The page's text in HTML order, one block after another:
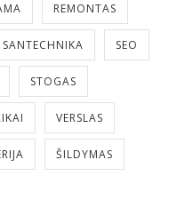
REMONTAS
SANTECHNIKA SEO
STOGAS
VERSLAS
ŠILDYMAS